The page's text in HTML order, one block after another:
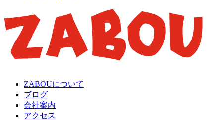
ZABOUについて
ブログ
会社案内
アクセス